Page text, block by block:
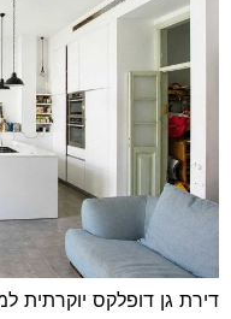
דירת גן דופלקס יוקרתית